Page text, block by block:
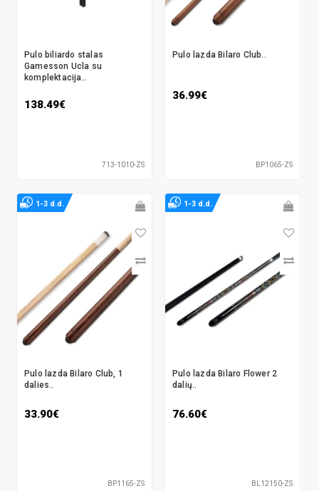
Pulo biliardo stalas
Gamesson Ucla su
komplektacija..
138.49€
713-1010-ZS
Pulo lazda Bilaro Club..
36.99€
BP1065-ZS
Pulo lazda Bilaro Club, 1
dalies..
33.90€
BP1165-ZS
1-3 d.d.
Pulo lazda Bilaro Flower 2
dalių..
76.60€
BL12150-ZS
1-3 d.d.